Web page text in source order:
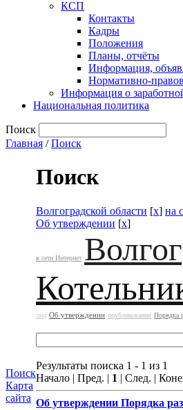
КСП
Контакты
Кадры
Положения
Планы, отчёты
Информация,
Нормативно-
Информация о
Национальная политика
Поиск
Главная /Поиск
Поиск
Карта
сайта
Поиск
Волгоградской области [x] на
Об утверждении [x]
в сети Интернет
лиц Об утверждении опубликования Порядка
Результаты поиска 1 - 1 из 1
Начало | Пред. | 1 | След. |
Об утверждении Порядка